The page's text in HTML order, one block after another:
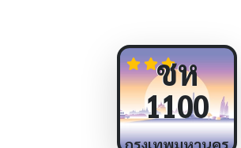
ชห
1100
กรุงเทพมหานคร